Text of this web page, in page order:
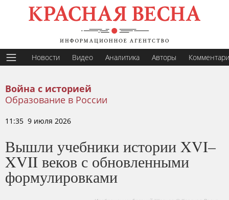
Новости Видео Аналитика Авторы
Война с историей
Образование в России
11:35 9 июля 2026
Вышли учебники истории XVI–
XVII веков с обновленными
формулировками